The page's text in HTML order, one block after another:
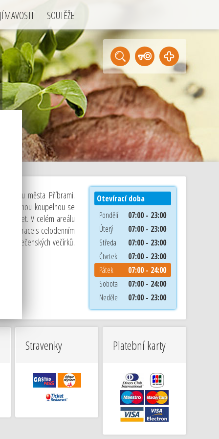
SOUTĚŽE
Otevírací doba
Pondělí
07:00 - 23:00
Úterý
07:00 - 23:00
Středa
07:00 - 23:00
Čtvrtek
07:00 - 23:00
Pátek
07:00 - 24:00
Sobota
07:00 - 24:00
Neděle
07:00 - 23:00
centru města Příbrami.
koupelnou se
V celém areálu
s celodenním
společenských večírků.
Stravenky Platební karty